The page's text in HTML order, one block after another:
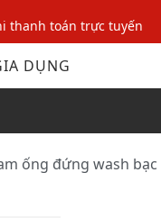
thanh toán trực tuyến
cho thành viên mới!
thanh toán trực tuyến
DỤNG
ống đứng wash bạc